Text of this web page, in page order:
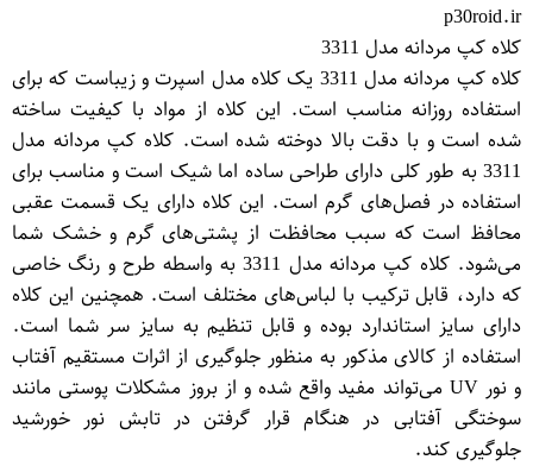
p30roid.ir
کلاه کپ مردانه مدل 3311
کلاه کپ مردانه مدل 3311 یک کلاه مدل اسپرت و زیباست که برای
استفاده روزانه مناسب است. این کلاه از مواد با کیفیت ساخته
شده است و با دقت بالا دوخته شده است. کلاه کپ مردانه مدل
3311 به طور کلی دارای طراحی ساده اما شیک است و مناسب برای
استفاده در فصل‌های گرم است. این کلاه دارای یک قسمت عقبی
محافظ است که سبب محافظت از پشتی‌های گرم و خشک شما
می‌شود. کلاه کپ مردانه مدل 3311 به واسطه طرح و رنگ خاصی
که دارد، قابل ترکیب با لباس‌های مختلف است. همچنین این کلاه
دارای سایز استاندارد بوده و قابل تنظیم به سایز سر شما است.
استفاده از کالای مذکور به منظور جلوگیری از اثرات مستقیم آفتاب
و نور UV می‌تواند مفید واقع شده و از بروز مشکلات پوستی مانند
سوختگی آفتابی در هنگام قرار گرفتن در تابش نور خورشید
جلوگیری کند.